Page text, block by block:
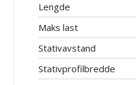
Lengde
Maks last
Stativavstand
Stativprofilbredde